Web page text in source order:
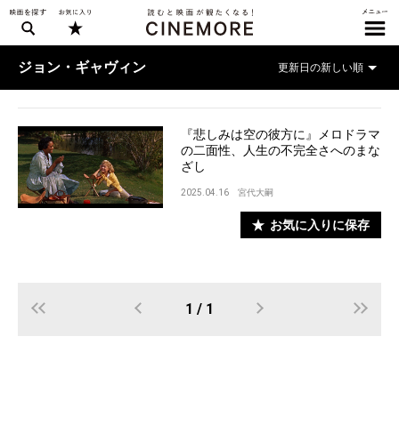
ジョン・ギャヴィン
『悲しみは空の彼方に』メロドラマ
の二面性、人生の不完全さへのまな
ざし
2025.04.16 宮代大嗣
お気に入りに保存
1 / 1